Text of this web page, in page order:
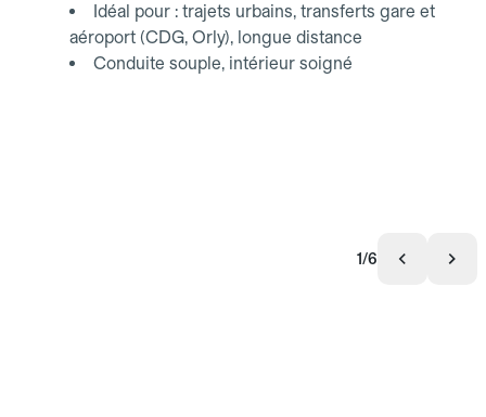
Idéal pour : trajets urbains, transferts gare et
aéroport (CDG, Orly), longue distance
Conduite souple, intérieur soigné
1/6